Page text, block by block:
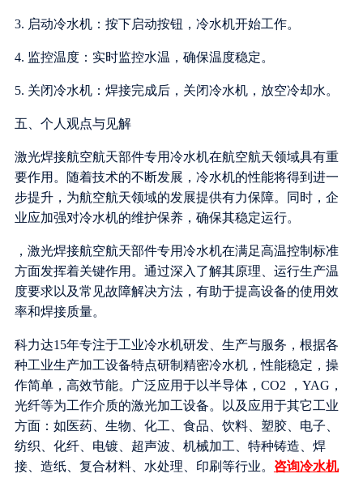
3. 启动冷水机：按下启动按钮，冷水机开始工作。
4. 监控温度：实时监控水温，确保温度稳定。
5. 关闭冷水机：焊接完成后，关闭冷水机，放空冷却水。
五、个人观点与见解
激光焊接航空航天部件专用冷水机在航空航天领域具有重
要作用。随着技术的不断发展，冷水机的性能将得到进一
步提升，为航空航天领域的发展提供有力保障。同时，企
业应加强对冷水机的维护保养，确保其稳定运行。
，激光焊接航空航天部件专用冷水机在满足高温控制标准
方面发挥着关键作用。通过深入了解其原理、运行生产温
度要求以及常见故障解决方法，有助于提高设备的使用效
率和焊接质量。
科力达15年专注于工业冷水机研发、生产与服务，根据各
种工业生产加工设备特点研制精密冷水机，性能稳定，操
作简单，高效节能。广泛应用于以半导体，CO2 ，YAG，
光纤等为工作介质的激光加工设备。以及应用于其它工业
方面：如医药、生物、化工、食品、饮料、塑胶、电子、
纺织、化纤、电镀、超声波、机械加工、特种铸造、焊
接、造纸、复合材料、水处理、印刷等行业。 咨询冷水机